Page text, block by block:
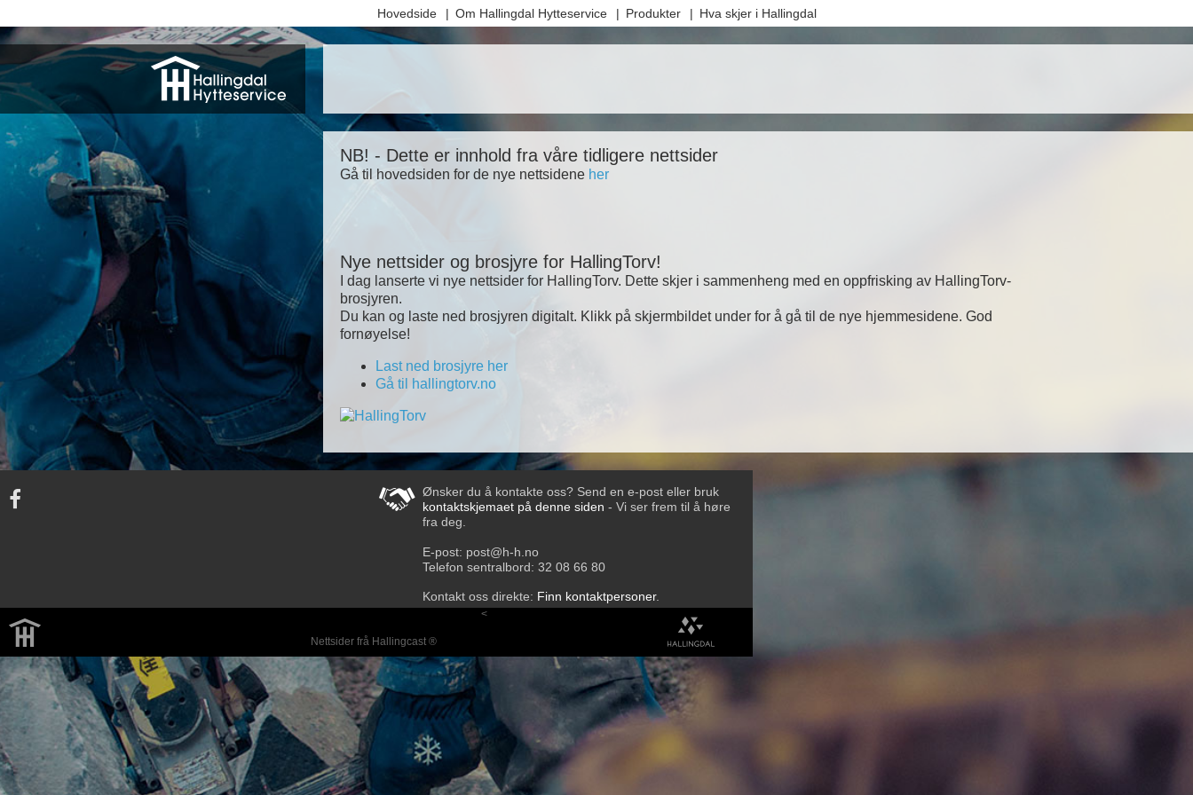
Hovedside Om Hallingdal Hytteservice Produkter Hva skjer i Hallingdal
NB! - Dette er innhold fra våre tidligere nettsider
Gå til hovedsiden for de nye nettsidene her
Nye nettsider og brosjyre for HallingTorv!
I dag lanserte vi nye nettsider for HallingTorv. Dette skjer i sammenheng med en oppfrisking av HallingTorv-
brosjyren.
Du kan og laste ned brosjyren digitalt. Klikk på skjermbildet under for å gå til de nye hjemmesidene. God
fornøyelse!
Last ned brosjyre her
Gå til hallingtorv.no
Ønsker du å kontakte oss? Send en e-post eller bruk
kontaktskjemaet på denne siden - Vi ser frem til å høre
fra deg.
E-post: post@h-h.no
Telefon sentralbord: 32 08 66 80
Kontakt oss direkte: Finn kontaktpersoner.
Nettsider frå Hallingcast ®
<